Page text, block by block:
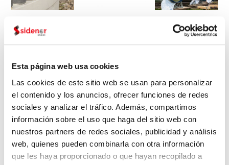
Esta página web usa cookies
Las cookies de este sitio web se usan para personalizar
el contenido y los anuncios, ofrecer funciones de redes
sociales y analizar el tráfico. Además, compartimos
información sobre el uso que haga del sitio web con
nuestros partners de redes sociales, publicidad y análisis
web, quienes pueden combinarla con otra información
que les haya proporcionado o que hayan recopilado a
energía eólica para clientes. Sidenor tiene una amplia
barras de acero templado y revenido, ya sean
laminadas en caliente o torneadas, llantones eólicos y
– Bridas: Sidenor fabrica llantones eólicos que tienen
como destino la fabricación de bridas eólicas.
– Tornillería: Sidenor fabrica aceros de temple y
revenido de alta resistencia y alta tenacidad en
condiciones extremas. Aplicaciones:
Tornillería Torre
Multiplicadora